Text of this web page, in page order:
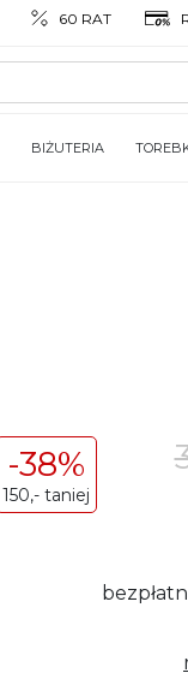
60 RAT
BIŻUTERIA
-38%
150,- taniej